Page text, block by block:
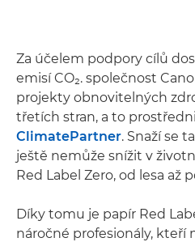
Za účelem podpory cílů
emisí CO₂. společnost
projekty obnovitelných
třetích stran, a to
ClimatePartner. Snaží se
ještě nemůže snížit v
Red Label Zero, od lesa až
Díky tomu je papír Red
náročné profesionály, kteří